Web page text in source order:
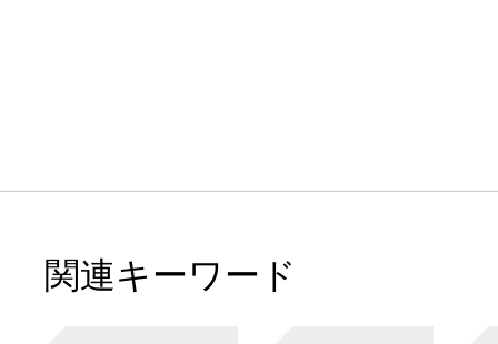
関連キーワード